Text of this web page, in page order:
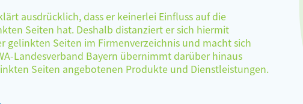
ausdrücklich, dass er keinerlei Einfluss auf die
Seiten hat. Deshalb distanziert er sich hiermit
Seiten im Firmenverzeichnis und macht sich
Landesverband Bayern übernimmt darüber hinaus
Seiten angebotenen Produkte und Dienstleistungen.